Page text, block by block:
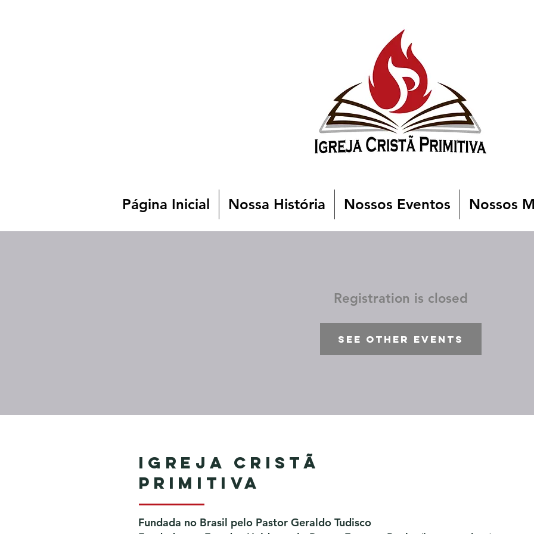
Página Inicial Nossa História Nossos Eventos Nossos
Registration is closed
See other events
Igreja Cristã
Primitiva
Fundada no Brasil pelo Pastor Geraldo Tudisco